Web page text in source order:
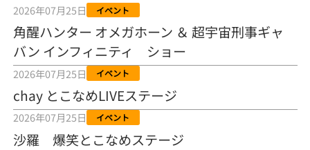
ド！／常滑ボート
2026年08月04日
【ボートレース】「しょっぱいですね」初優勝の宮崎心之介が水神
祭で満面の笑み／常滑 - 日刊スポーツ
2026年08月04日
【ボート】とこなめルーキーＳ 宮崎心之介がデビューから１年９カ
月で初優勝
2026年08月04日
2026年07月25日 イベント
角醒ハンター オメガホーン ＆ 超宇宙刑事ギャ
バン インフィニティ ショー
2026年07月25日 イベント
chay とこなめLIVEステージ
2026年07月25日 イベント
沙羅 爆笑とこなめステージ